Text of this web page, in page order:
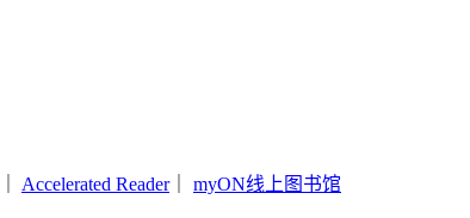
Accelerated Reader｜ myON线上图书馆